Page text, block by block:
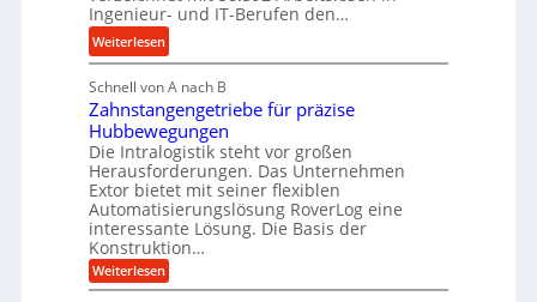
a
u
l
i
m
V
e
r
g
l
e
e
b
i
g
e
K
u
g
e
l
g
e
w
t
e
i
g
r
t
U
m
s
a
t
z
Ingenieur- und IT-Berufen den…
Weiterlesen:
M
e
h
r
A
r
b
e
i
t
s
Schnell von A nach B
Zahnstangengetriebe für präzise
Hubbewegungen
Die Intralogistik steht vor großen
Herausforderungen. Das Unternehmen
Extor bietet mit seiner flexiblen
Automatisierungslösung RoverLog eine
interessante Lösung. Die Basis der
Konstruktion…
Weiterlesen:
Z